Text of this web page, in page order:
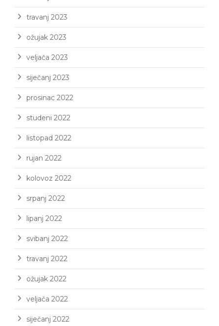
travanj 2023
ožujak 2023
veljača 2023
siječanj 2023
prosinac 2022
studeni 2022
listopad 2022
rujan 2022
kolovoz 2022
srpanj 2022
lipanj 2022
svibanj 2022
travanj 2022
ožujak 2022
veljača 2022
siječanj 2022